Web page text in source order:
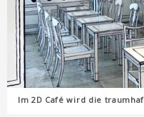
Im 2D Café wird die